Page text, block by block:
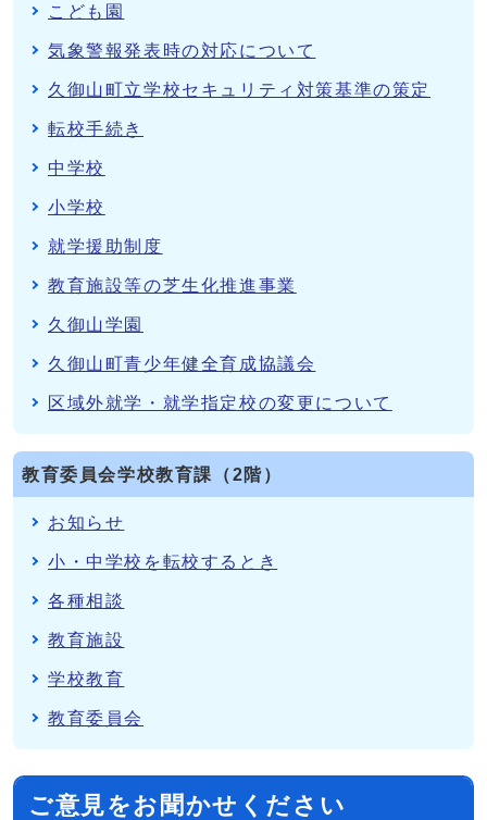
こども園
気象警報発表時の対応について
久御山町立学校セキュリティ対策基準の策定
転校手続き
中学校
小学校
就学援助制度
教育施設等の芝生化推進事業
久御山学園
久御山町青少年健全育成協議会
区域外就学・就学指定校の変更について
教育委員会学校教育課（2階）
お知らせ
小・中学校を転校するとき
各種相談
教育施設
学校教育
教育委員会
ご意見をお聞かせください